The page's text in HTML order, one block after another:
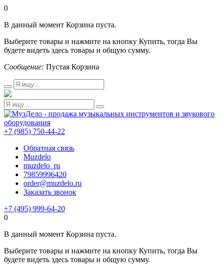
0
В данный момент Корзина пуста.
Выберите товары и нажмите на кнопку Купить, тогда Вы
будете видеть здесь товары и общую сумму.
Сообщение: Пустая Корзина
+7 (985) 750-44-22
Обратная связь
Muzdelo
muzdelo_ru
79859996420
order@muzdelo.ru
Заказать звонок
+7 (495) 999-64-20
0
В данный момент Корзина пуста.
Выберите товары и нажмите на кнопку Купить, тогда Вы
будете видеть здесь товары и общую сумму.